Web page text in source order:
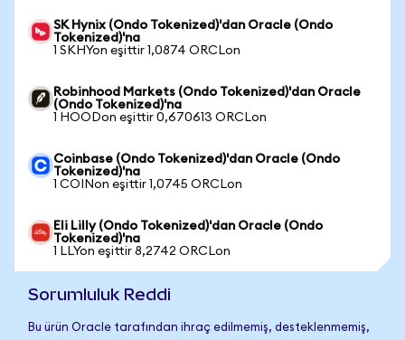
SK Hynix (Ondo Tokenized)'dan Oracle (Ondo
Tokenized)'na
1 SKHYon eşittir 1,0874 ORCLon
Robinhood Markets (Ondo Tokenized)'dan Oracle
(Ondo Tokenized)'na
1 HOODon eşittir 0,670613 ORCLon
Coinbase (Ondo Tokenized)'dan Oracle (Ondo
Tokenized)'na
1 COINon eşittir 1,0745 ORCLon
Eli Lilly (Ondo Tokenized)'dan Oracle (Ondo
Tokenized)'na
1 LLYon eşittir 8,2742 ORCLon
Sorumluluk Reddi
Bu ürün Oracle tarafından ihraç edilmemiş, desteklenmemiş,